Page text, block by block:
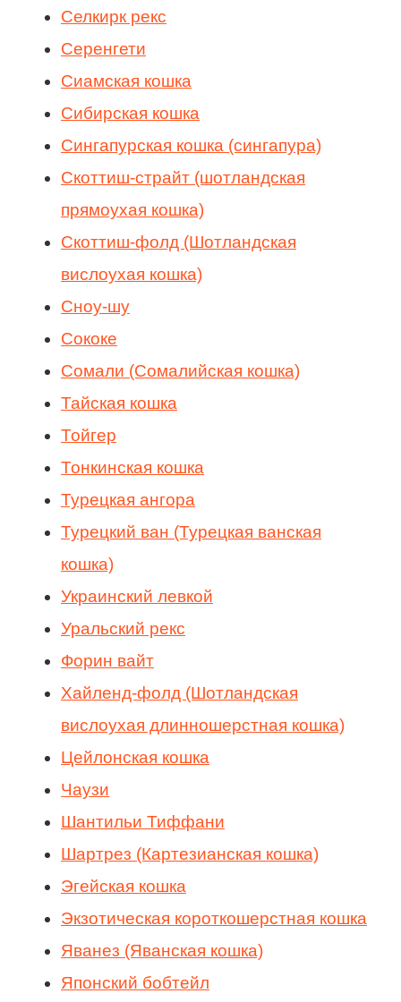
Селкирк рекс
Серенгети
Сиамская кошка
Сибирская кошка
Сингапурская кошка (сингапура)
Скоттиш-страйт (шотландская
прямоухая кошка)
Скоттиш-фолд (Шотландская
вислоухая кошка)
Сноу-шу
Сококе
Сомали (Сомалийская кошка)
Тайская кошка
Тойгер
Тонкинская кошка
Турецкая ангора
Турецкий ван (Турецкая ванская
кошка)
Украинский левкой
Уральский рекс
Форин вайт
Хайленд-фолд (Шотландская
вислоухая длинношерстная кошка)
Цейлонская кошка
Чаузи
Шантильи Тиффани
Шартрез (Картезианская кошка)
Эгейская кошка
Экзотическая короткошерстная кошка
Яванез (Яванская кошка)
Японский бобтейл